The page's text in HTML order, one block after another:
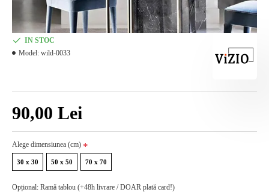
90,00 Lei
IN STOC
Model: wild-0033
Alege dimensiunea (cm)
30 x 30 50 x 50 70 x 70
Opțional: Ramă tablou (+48h livrare / DOAR plată card!)